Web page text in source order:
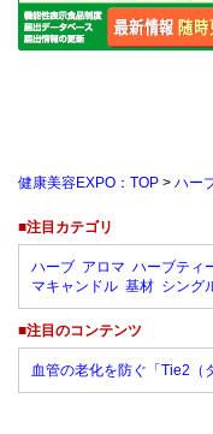
健康美容EXPO：TOP > ハー
■注目カテゴリ
ハーブ アロマ ハーブティ
マキャンドル 基材 シング
■注目のコンテンツ
血管の老化を防ぐ「Tie2（